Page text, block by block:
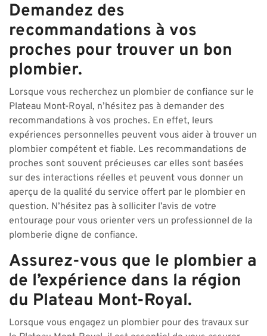
Demandez des
recommandations à vos
proches pour trouver un bon
plombier.
Lorsque vous recherchez un plombier de confiance sur le
Plateau Mont-Royal, n’hésitez pas à demander des
recommandations à vos proches. En effet, leurs
expériences personnelles peuvent vous aider à trouver un
plombier compétent et fiable. Les recommandations de
proches sont souvent précieuses car elles sont basées
sur des interactions réelles et peuvent vous donner un
aperçu de la qualité du service offert par le plombier en
question. N’hésitez pas à solliciter l’avis de votre
entourage pour vous orienter vers un professionnel de la
plomberie digne de confiance.
Assurez-vous que le plombier a
de l’expérience dans la région
du Plateau Mont-Royal.
Lorsque vous engagez un plombier pour des travaux sur